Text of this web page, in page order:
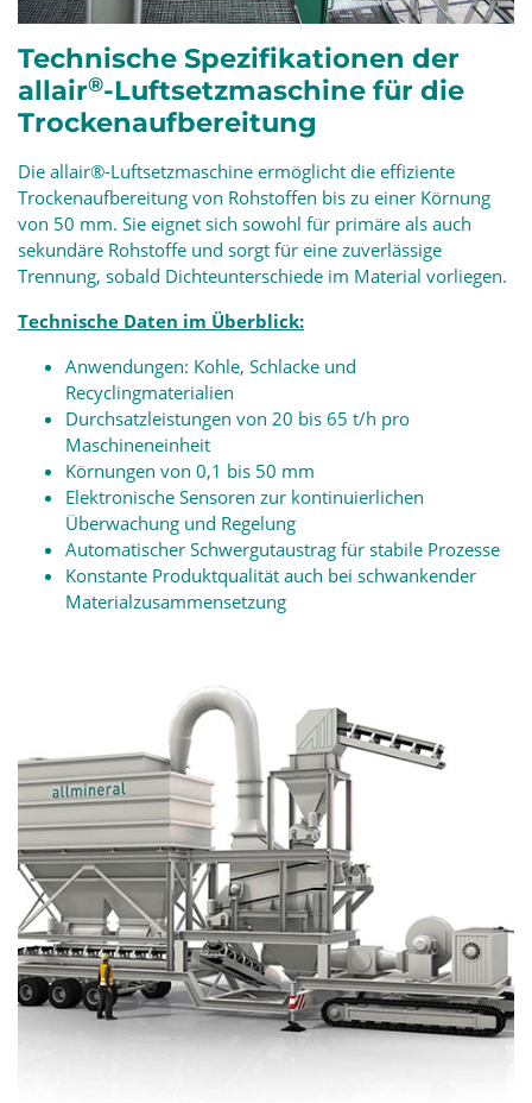
Technische Spezifikationen der
allair®-Luftsetzmaschine für die
Trockenaufbereitung
Die allair®-Luftsetzmaschine ermöglicht die effiziente
Trockenaufbereitung von Rohstoffen bis zu einer Körnung
von 50 mm. Sie eignet sich sowohl für primäre als auch
sekundäre Rohstoffe und sorgt für eine zuverlässige
Trennung, sobald Dichteunterschiede im Material vorliegen.
Technische Daten im Überblick:
Anwendungen: Kohle, Schlacke und
Recyclingmaterialien
Durchsatzleistungen von 20 bis 65 t/h pro
Maschineneinheit
Körnungen von 0,1 bis 50 mm
Elektronische Sensoren zur kontinuierlichen
Überwachung und Regelung
Automatischer Schwergutaustrag für stabile Prozesse
Konstante Produktqualität auch bei schwankender
Materialzusammensetzung